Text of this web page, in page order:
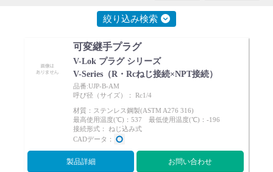
サポート
よくあるご質問(FAQ)・用語集
Cv値・流量計算ツール
絞り込み検索
可変継手プラグ
V-Lok プラグ シリーズ
V-Series（R・Rcねじ接続×NPT接続）
品番:UJP-B-AM
呼び径（サイズ）： Rc1/4
材質：ステンレス鋼製(ASTM A276 316)
最高使用温度(℃)：537 最低使用温度(℃)：-196
接続形式： ねじ込み式
CADデータ：
製品詳細 お問い合わせ